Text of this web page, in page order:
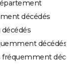
décédés
décédés
fréquemment